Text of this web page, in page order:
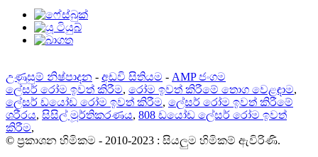
උණුසුම් නිෂ්පාදන - අඩවි සිතියම - AMP ජංගම
ලේසර් රෝම ඉවත් කිරීම, රෝම ඉවත් කිරීමේ තොග වෙළඳාම,
ලේසර් ඩයෝඩ රෝම ඉවත් කිරීම, ලේසර් රෝම ඉවත් කිරීමේ
ශරීරය, සිසිල් මූර්තිකරණය, 808 ඩයෝඩ ලේසර් රෝම ඉවත්
කිරීම,
© ප්‍රකාශන හිමිකම - 2010-2023 : සියලුම හිමිකම් ඇවිරිණි.